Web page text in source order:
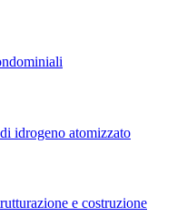
idrogeno atomizzato
e costruzione